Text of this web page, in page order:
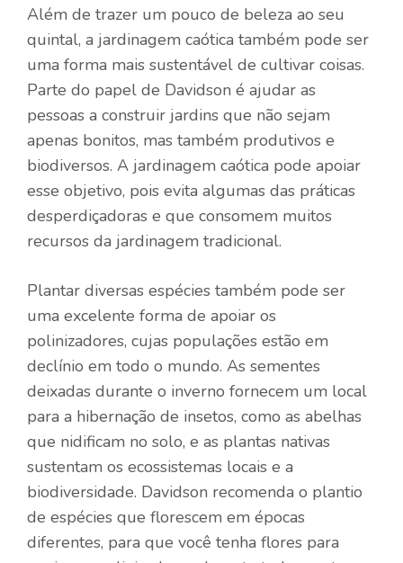
Além de trazer um pouco de beleza ao seu
quintal, a jardinagem caótica também pode ser
uma forma mais sustentável de cultivar coisas.
Parte do papel de Davidson é ajudar as
pessoas a construir jardins que não sejam
apenas bonitos, mas também produtivos e
biodiversos. A jardinagem caótica pode apoiar
esse objetivo, pois evita algumas das práticas
desperdiçadoras e que consomem muitos
recursos da jardinagem tradicional.
Plantar diversas espécies também pode ser
uma excelente forma de apoiar os
polinizadores, cujas populações estão em
declínio em todo o mundo. As sementes
deixadas durante o inverno fornecem um local
para a hibernação de insetos, como as abelhas
que nidificam no solo, e as plantas nativas
sustentam os ecossistemas locais e a
biodiversidade. Davidson recomenda o plantio
de espécies que florescem em épocas
diferentes, para que você tenha flores para